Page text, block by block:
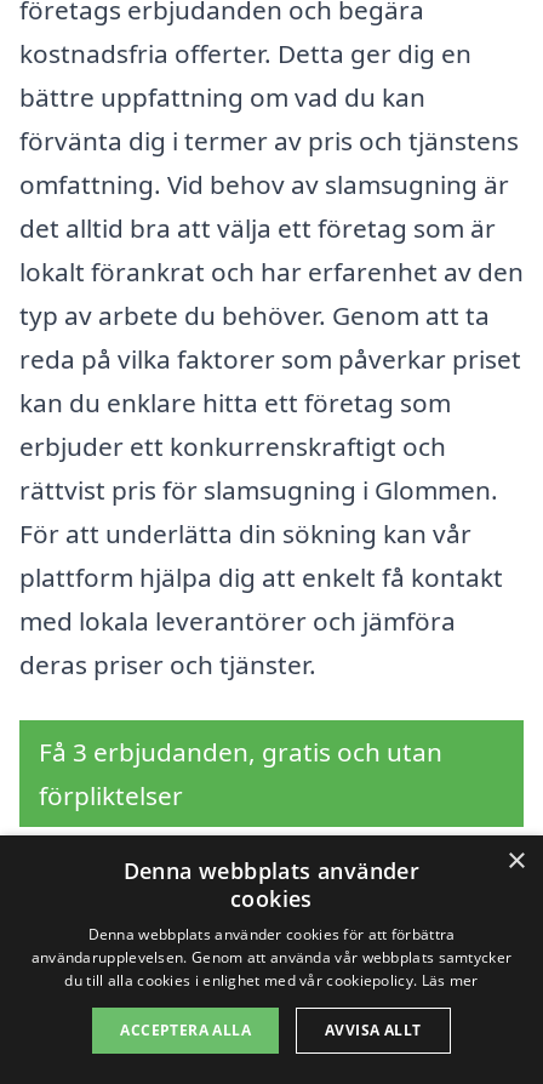
företags erbjudanden och begära
kostnadsfria offerter. Detta ger dig en
bättre uppfattning om vad du kan
förvänta dig i termer av pris och tjänstens
omfattning. Vid behov av slamsugning är
det alltid bra att välja ett företag som är
lokalt förankrat och har erfarenhet av den
typ av arbete du behöver. Genom att ta
reda på vilka faktorer som påverkar priset
kan du enklare hitta ett företag som
erbjuder ett konkurrenskraftigt och
rättvist pris för slamsugning i Glommen.
För att underlätta din sökning kan vår
plattform hjälpa dig att enkelt få kontakt
med lokala leverantörer och jämföra
deras priser och tjänster.
Få 3 erbjudanden, gratis och utan
förpliktelser
Sök efter en
professionell för
slamsugning i andra
×
Denna webbplats använder
cookies
Denna webbplats använder cookies för att förbättra
användarupplevelsen. Genom att använda vår webbplats samtycker
du till alla cookies i enlighet med vår cookiepolicy. Läs mer
ACCEPTERA ALLA AVVISA ALLT